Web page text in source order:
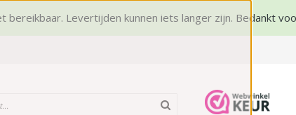
Levertijden kunnen iets langer zijn. Bedankt